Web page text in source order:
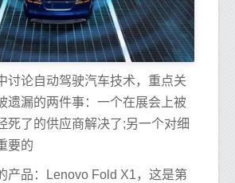
讨论自动驾驶汽车技术，重点关
遗漏的两件事：一个在展会上被
死了的供应商解决了;另一个对细
要的
产品：Lenovo Fold X1，这是第